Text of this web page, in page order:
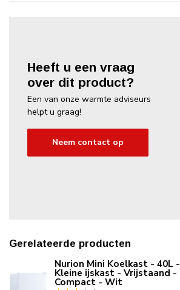
Heeft u een vraag
over dit product?
Een van onze warmte adviseurs
helpt u graag!
Neem contact op
Gerelateerde producten
Nurion Mini Koelkast - 40L -
Kleine ijskast - Vrijstaand -
Compact - Wit